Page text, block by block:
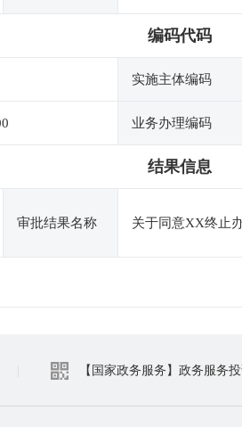
编码代码
实施主体编码
业务办理编码
结果信息
审批结果名称 关于同意XX终止
【国家政务服务】政务服务